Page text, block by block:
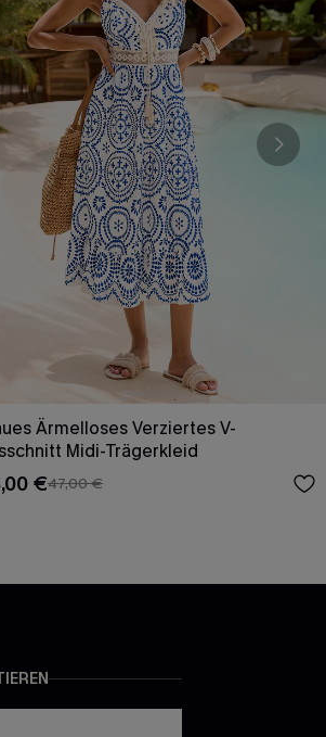
Ärmelloses Verziertes V-
Midi-Trägerkleid
€47,00 €